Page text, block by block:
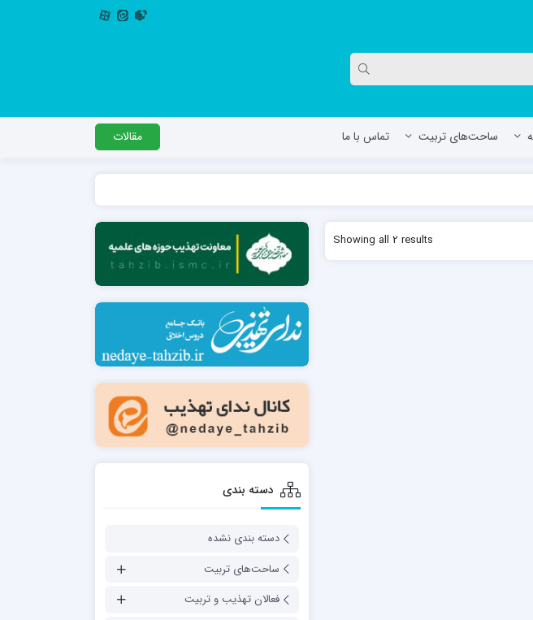
مدرسه علمیه المهدی (عج)/ آران و بیدگل
حوزه علمیه سفیران هدایت رهنان
مدرسه آیت الله العظمی گلپایگانی ره
مدرسه اباصالح المهدی عج
مدرسه امام جعفر صادق علیه السلام ساوجبلاغ
مدرسه علمیه امام حسن مجتبی(ع) چهارباغ
مدرسه علمیه حضرت حجت علیه السلام (امام
رضا علیه السلام)
مدرسه فقهی تخصصی امام رضا علیه السلام
صالحیه (مکتب الصادق ع) کازرون
مدرسه امام کاظم علیه السلام
ساحت‌های تربیت تماس با ما مقالات
Showing all 2 results
دسته بندی
دسته بندی نشده
ساحت‌های تربیت
فعالان تهذیب و تربیت